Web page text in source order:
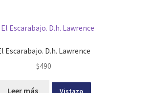
Escarabajo. D.h. Lawrence
$490
Leer más Vistazo